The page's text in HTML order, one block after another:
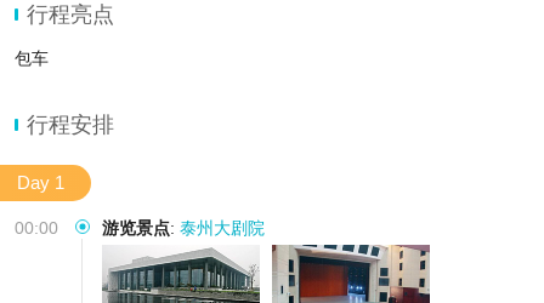
行程亮点
包车
行程安排
Day 1
00:00 游览景点: 泰州大剧院